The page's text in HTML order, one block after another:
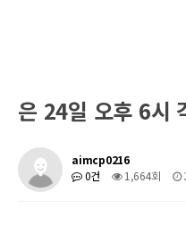
은 24일 오후 6시
aimcp0216
0건
1,664회